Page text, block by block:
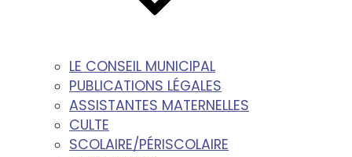
LE CONSEIL MUNICIPAL
PUBLICATIONS LÉGALES
ASSISTANTES MATERNELLES
CULTE
SCOLAIRE/PÉRISCOLAIRE